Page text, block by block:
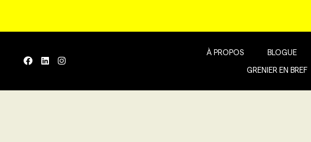
À PROPOS BLOGUE
GRENIER EN BREF